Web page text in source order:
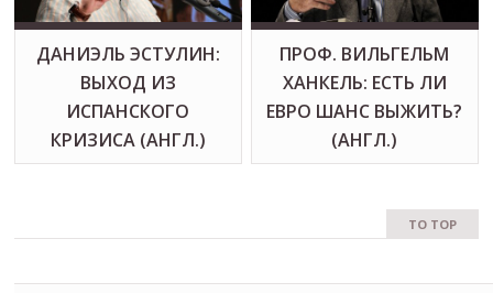
ДАНИЭЛЬ ЭСТУЛИН:
ВЫХОД ИЗ
ИСПАНСКОГО
КРИЗИСА (АНГЛ.)
ПРОФ. ВИЛЬГЕЛЬМ
ХАНКЕЛЬ: ЕСТЬ ЛИ
ЕВРО ШАНС ВЫЖИТЬ?
(АНГЛ.)
TO TOP